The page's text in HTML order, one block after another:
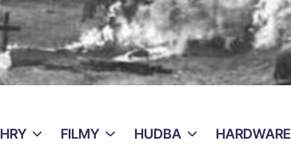
HRY FILMY HUDBA HARDWARE